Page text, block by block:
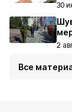
30
2
Все